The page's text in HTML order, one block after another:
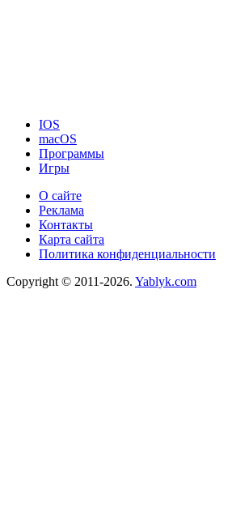
IOS
macOS
Программы
Игры
О сайте
Реклама
Контакты
Карта сайта
Политика конфиденциальности
Copyright © 2011-2026. Yablyk.сom